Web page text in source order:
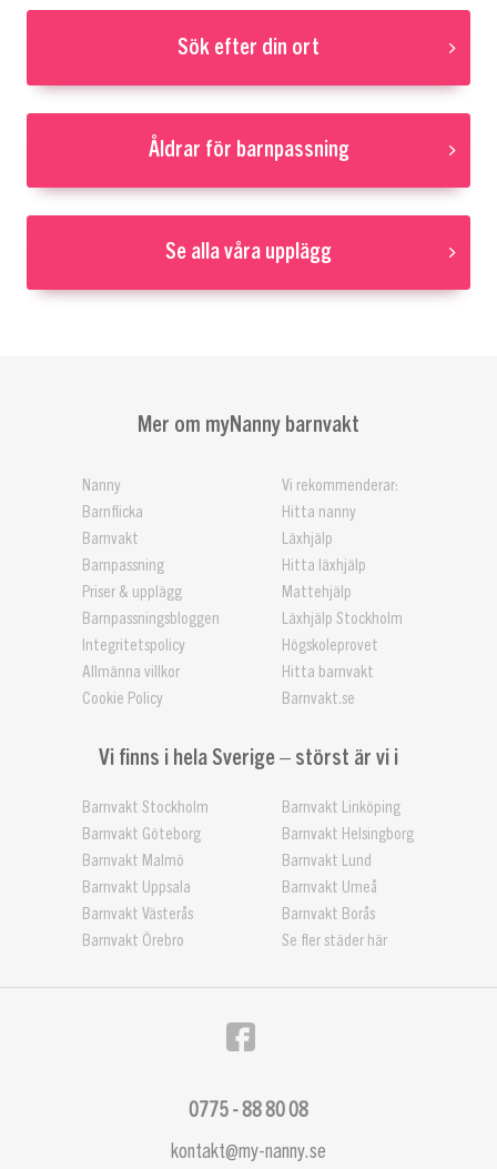
Sök efter din ort
Åldrar för barnpassning
Se alla våra upplägg
Mer om myNanny barnvakt
Nanny
Barnflicka
Barnvakt
Barnpassning
Priser & upplägg
Barnpassningsbloggen
Integritetspolicy
Allmänna villkor
Cookie Policy
Vi rekommenderar:
Hitta nanny
Läxhjälp
Hitta läxhjälp
Mattehjälp
Läxhjälp Stockholm
Högskoleprovet
Hitta barnvakt
Barnvakt.se
Vi finns i hela Sverige – störst är vi i
Barnvakt Stockholm
Barnvakt Göteborg
Barnvakt Malmö
Barnvakt Uppsala
Barnvakt Västerås
Barnvakt Örebro
Barnvakt Linköping
Barnvakt Helsingborg
Barnvakt Lund
Barnvakt Umeå
Barnvakt Borås
Se fler städer här
kontakt@my-nanny.se
0775 - 88 80 08